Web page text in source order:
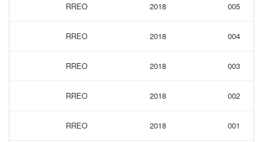
RREO 2018 005
RREO 2018 004
RREO 2018 003
RREO 2018 002
RREO 2018 001